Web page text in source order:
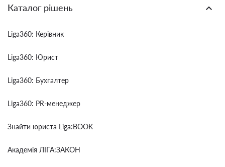
Каталог рішень
Liga360: Керівник
Liga360: Юрист
Liga360: Бухгалтер
Liga360: PR-менеджер
Знайти юриста Liga:BOOK
Академія ЛІГА:ЗАКОН